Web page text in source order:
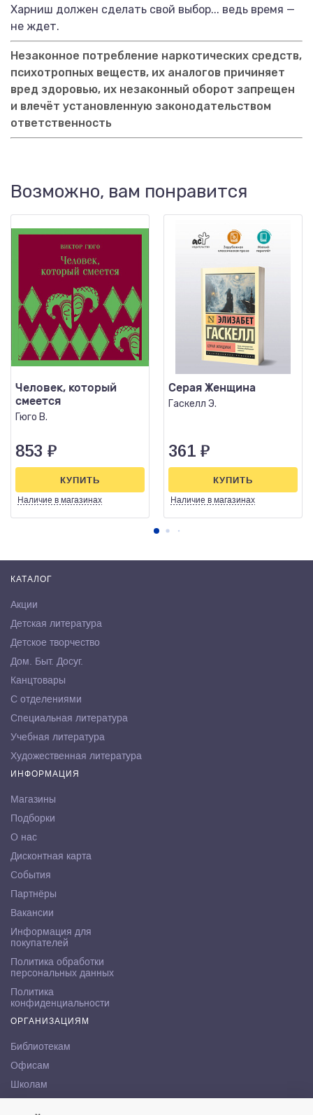
Харниш должен сделать свой выбор... ведь время —
не ждет.
Незаконное потребление наркотических средств,
психотропных веществ, их аналогов причиняет
вред здоровью, их незаконный оборот запрещен
и влечёт установленную законодательством
ответственность
Возможно, вам понравится
Человек, который
смеется
Гюго В.
853 ₽
Наличие в магазинах
КУПИТЬ
Серая Женщина
Гаскелл Э.
361 ₽
Наличие в магазинах
КУПИТЬ
КАТАЛОГ
Акции
Детская литература
Детское творчество
Дом. Быт. Досуг.
Канцтовары
С отделениями
Специальная литература
Учебная литература
Художественная литература
ИНФОРМАЦИЯ
Магазины
Подборки
О нас
Дисконтная карта
События
Партнёры
Вакансии
Информация для
покупателей
Политика обработки
персональных данных
Политика
конфиденциальности
ОРГАНИЗАЦИЯМ
Библиотекам
Офисам
Школам